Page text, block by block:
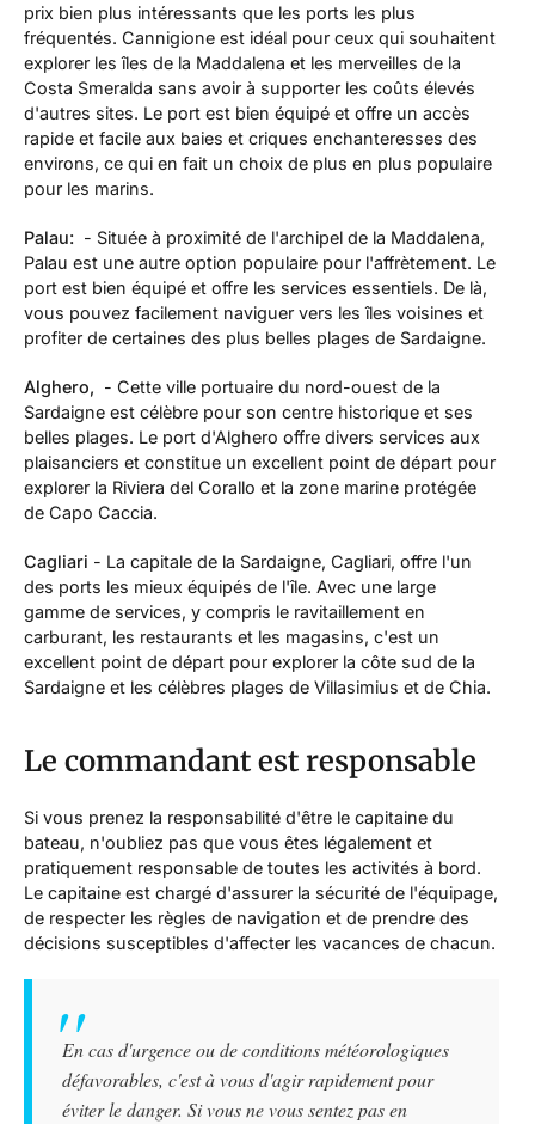
prix bien plus intéressants que les ports les plus
fréquentés. Cannigione est idéal pour ceux qui souhaitent
explorer les îles de la Maddalena et les merveilles de la
Costa Smeralda sans avoir à supporter les coûts élevés
d'autres sites. Le port est bien équipé et offre un accès
rapide et facile aux baies et criques enchanteresses des
environs, ce qui en fait un choix de plus en plus populaire
pour les marins.
Palau: - Située à proximité de l'archipel de la Maddalena,
Palau est une autre option populaire pour l'affrètement. Le
port est bien équipé et offre les services essentiels. De là,
vous pouvez facilement naviguer vers les îles voisines et
profiter de certaines des plus belles plages de Sardaigne.
Alghero, - Cette ville portuaire du nord-ouest de la
Sardaigne est célèbre pour son centre historique et ses
belles plages. Le port d'Alghero offre divers services aux
plaisanciers et constitue un excellent point de départ pour
explorer la Riviera del Corallo et la zone marine protégée
de Capo Caccia.
Cagliari - La capitale de la Sardaigne, Cagliari, offre l'un
des ports les mieux équipés de l'île. Avec une large
gamme de services, y compris le ravitaillement en
carburant, les restaurants et les magasins, c'est un
excellent point de départ pour explorer la côte sud de la
Sardaigne et les célèbres plages de Villasimius et de Chia.
Le commandant est responsable
Si vous prenez la responsabilité d'être le capitaine du
bateau, n'oubliez pas que vous êtes légalement et
pratiquement responsable de toutes les activités à bord.
Le capitaine est chargé d'assurer la sécurité de l'équipage,
de respecter les règles de navigation et de prendre des
décisions susceptibles d'affecter les vacances de chacun.
En cas d'urgence ou de conditions météorologiques
défavorables, c'est à vous d'agir rapidement pour
éviter le danger. Si vous ne vous sentez pas en